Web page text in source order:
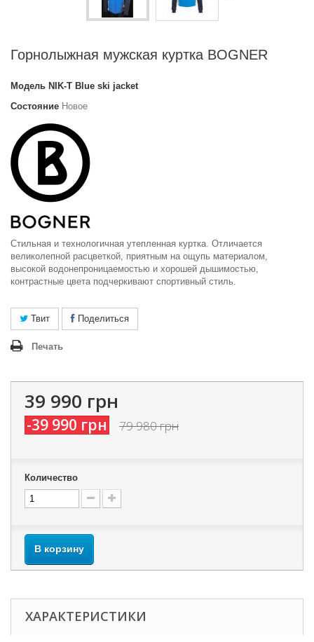
Горнолыжная мужская куртка BOGNER
Модель NIK-T Blue ski jacket
Состояние Новое
Стильная и технологичная утепленная куртка. Отличается
великолепной расцветкой, приятным на ощупь материалом,
высокой водонепроницаемостью и хорошей дышимостью,
контрастные цвета подчеркивают спортивный стиль.
Твит Поделиться
Печать
39 990 грн
-39 990 грн 79 980 грн
Количество
В корзину
ХАРАКТЕРИСТИКИ